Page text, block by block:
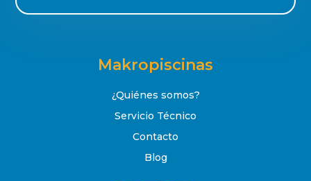
Makropiscinas
¿Quiénes somos?
Servicio Técnico
Contacto
Blog